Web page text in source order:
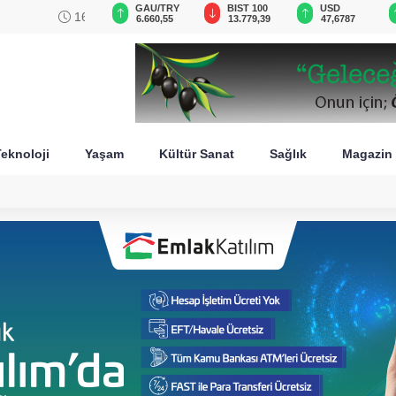
füzeyle6.660,55
BIST 100
13.779,39
USD
47,6787
EUR
55,1254
Yaşam Kültür Sanat Sağlık Magazin